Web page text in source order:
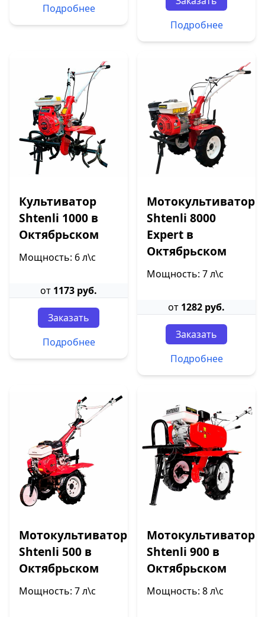
Подробнее
Подробнее
Культиватор
Shtenli 1000 в
Октябрьском
Мощность: 6 л\с
от 1173 руб.
Заказать
Подробнее
Мотокультиватор
Shtenli 8000
Expert в
Октябрьском
Мощность: 7 л\с
от 1282 руб.
Заказать
Подробнее
Мотокультиватор
Shtenli 500 в
Октябрьском
Мощность: 7 л\с
Мотокультиватор
Shtenli 900 в
Октябрьском
Мощность: 8 л\с